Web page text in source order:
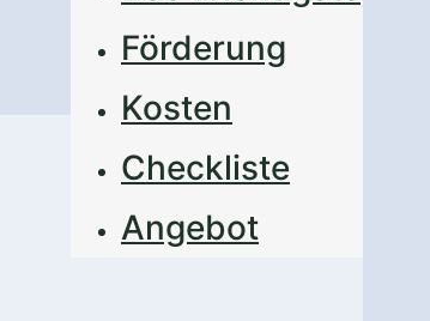
Förderung
Kosten
Checkliste
Angebot